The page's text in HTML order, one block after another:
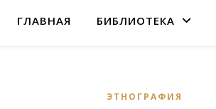
ГЛАВНАЯ БИБЛИОТЕКА
ЭТНОГРАФИЯ